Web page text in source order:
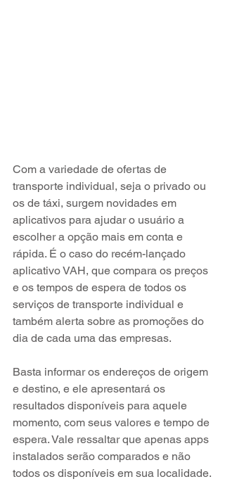
Com a variedade de ofertas de
transporte individual, seja o privado ou
os de táxi, surgem novidades em
aplicativos para ajudar o usuário a
escolher a opção mais em conta e
rápida. É o caso do recém-lançado
aplicativo VAH, que compara os preços
e os tempos de espera de todos os
serviços de transporte individual e
também alerta sobre as promoções do
dia de cada uma das empresas.
Basta informar os endereços de origem
e destino, e ele apresentará os
resultados disponíveis para aquele
momento, com seus valores e tempo de
espera. Vale ressaltar que apenas apps
instalados serão comparados e não
todos os disponíveis em sua localidade.